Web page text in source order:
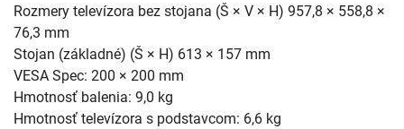
Rozmery televízora bez stojana (Š × V × H) 957,8 × 558,8 ×
76,3 mm
Stojan (základné) (Š × H) 613 × 157 mm
VESA Spec: 200 × 200 mm
Hmotnosť balenia: 9,0 kg
Hmotnosť televízora s podstavcom: 6,6 kg